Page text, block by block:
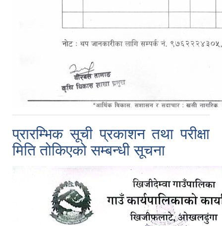
प्रारम्भिक सूची प्रकाशन तथा परीक्षा
मिति तोकिएको सम्बन्धी सूचना